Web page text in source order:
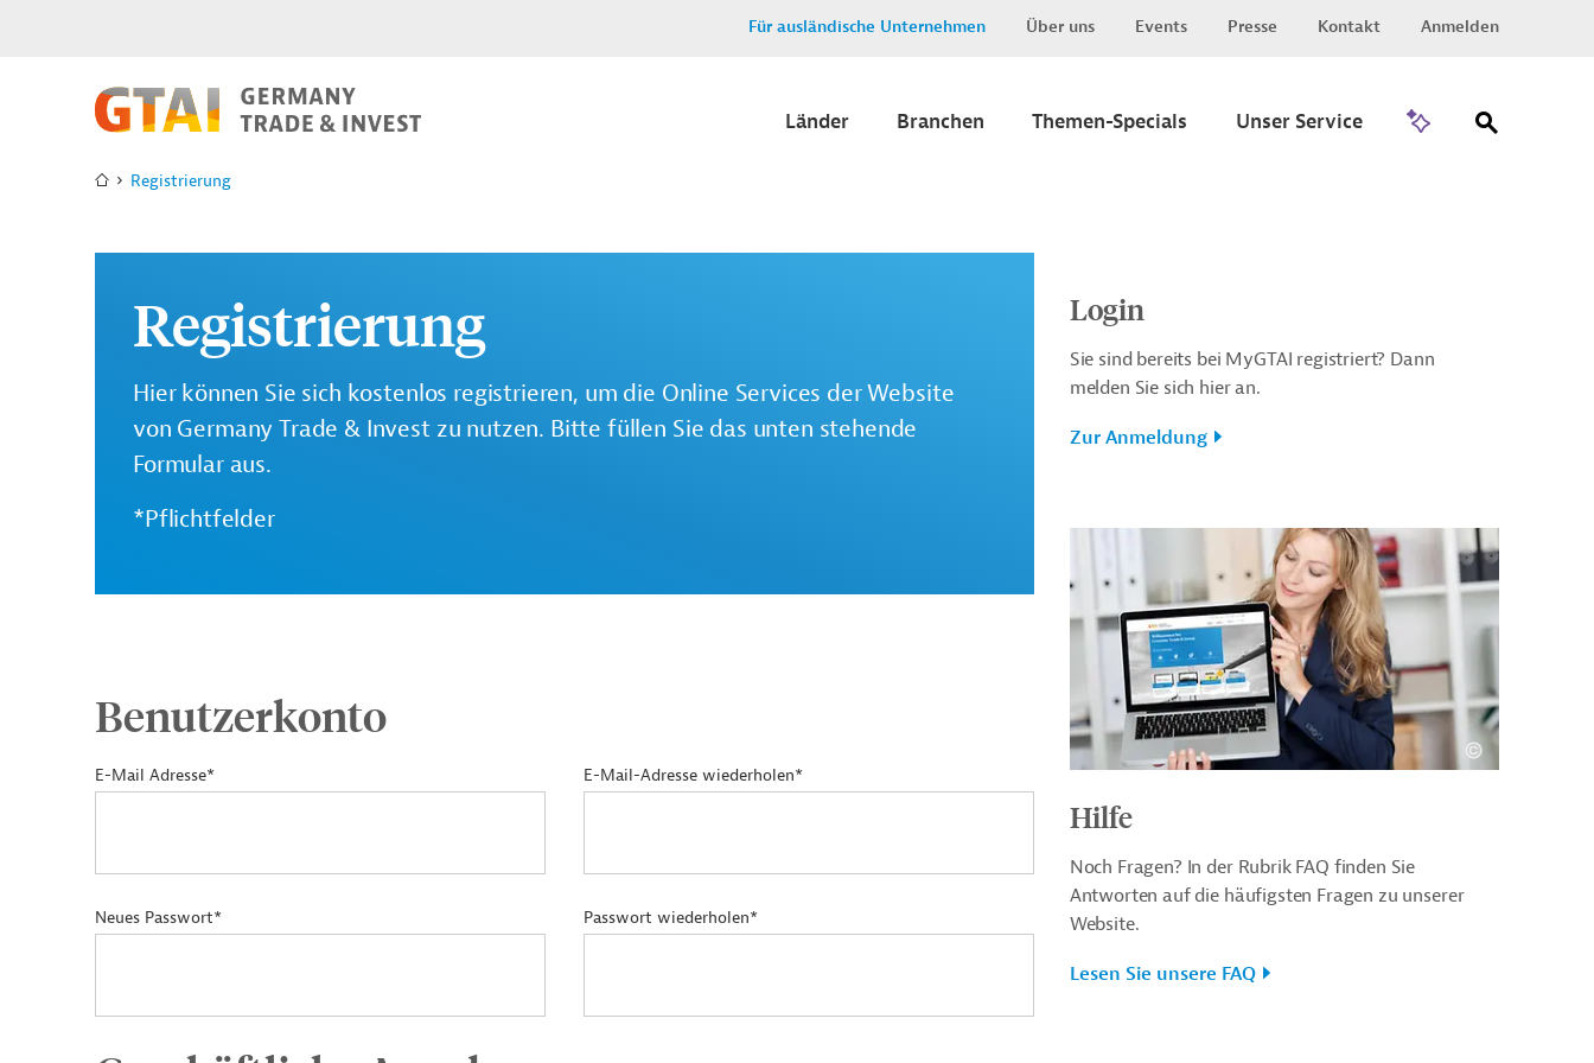
Für ausländische Unternehmen Über uns Events Presse Kontakt Anmelden
Länder Branchen Themen-Specials Unser Service
Registrierung
Registrierung
Hier können Sie sich kostenlos registrieren, um die Online Services der Website
von Germany Trade & Invest zu nutzen. Bitte füllen Sie das unten stehende
Formular aus.
*Pflichtfelder
Benutzerkonto
E-Mail Adresse* E-Mail-Adresse wiederholen*
Neues Passwort* Passwort wiederholen*
Login
Sie sind bereits bei MyGTAI registriert? Dann
melden Sie sich hier an.
Zur Anmeldung
Hilfe
Noch Fragen? In der Rubrik FAQ finden Sie
Antworten auf die häufigsten Fragen zu unserer
Website.
Lesen Sie unsere FAQ